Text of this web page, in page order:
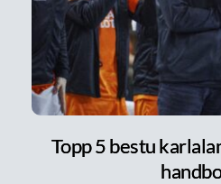
Topp 5 bestu